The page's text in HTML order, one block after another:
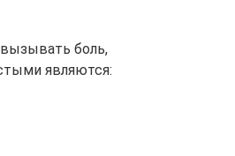
боль,
являются: